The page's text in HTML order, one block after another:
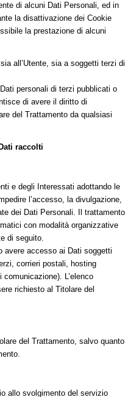
di alcuni Dati Personali, ed in
la disattivazione dei Cookie
la prestazione di alcuni
all’Utente, sia a soggetti terzi di
personali di terzi pubblicati o
di avere il diritto di
del Trattamento da qualsiasi
raccolti
e degli Interessati adottando le
l’accesso, la divulgazione,
dei Dati Personali. Il trattamento
con modalità organizzative
di seguito.
avere accesso ai Dati soggetti
corrieri postali, hosting
L’elenco
richiesto al Titolare del
del Trattamento, salvo quanto
allo svolgimento del servizio